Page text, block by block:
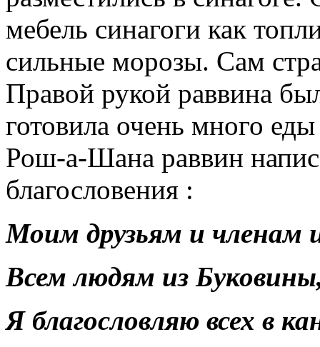
мебель синагоги как
сильные морозы. Сам
Правой рукой раввина
готовила очень много
Рош-а-Шана раввин
благословения :
Моим друзьям и членам
Всем людям из
Я благословляю всех в